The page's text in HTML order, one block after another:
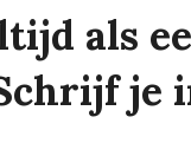
als
je